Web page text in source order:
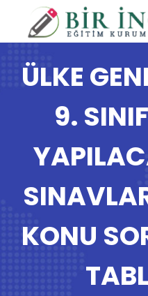
ÜLKE
9.
KONU